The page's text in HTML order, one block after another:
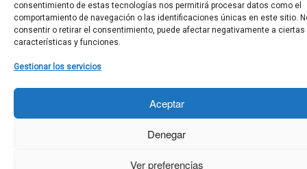
consentimiento de estas tecnologías nos permitirá procesar datos como el
comportamiento de navegación o las identificaciones únicas en este sitio.
consentir o retirar el consentimiento, puede afectar negativamente a ciertas
características y funciones.
Gestionar los servicios
Aceptar
Denegar
Ver preferencias